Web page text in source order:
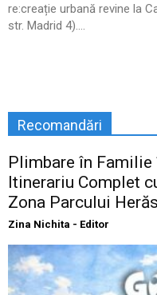
re:creație urbană revine la
str. Madrid 4)....
Recomandări
Plimbare în
Itinerariu Complet
Zona Parcului
Zina Nichita - Editor